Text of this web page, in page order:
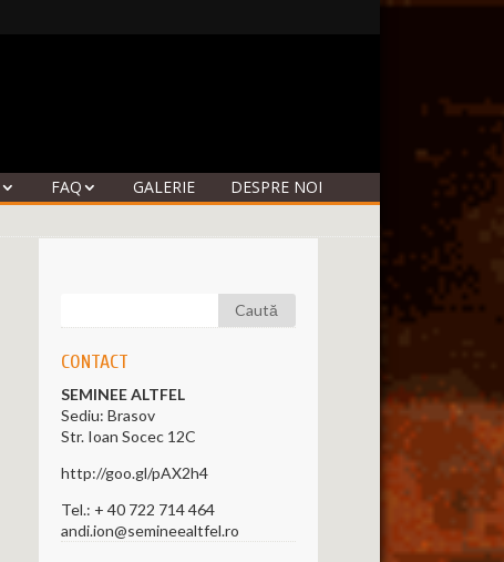
FAQ GALERIE DESPRE NOI
CONTACT
SEMINEE ALTFEL
Sediu: Brasov
Str. Ioan Socec 12C
http://goo.gl/pAX2h4
Tel.: + 40 722 714 464
andi.ion@semineealtfel.ro